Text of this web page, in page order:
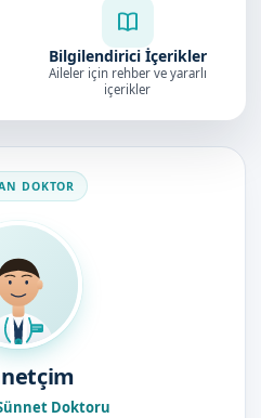
Bilgilendirici İçerikler
Aileler için rehber ve yararlı
içerikler
Doktoru